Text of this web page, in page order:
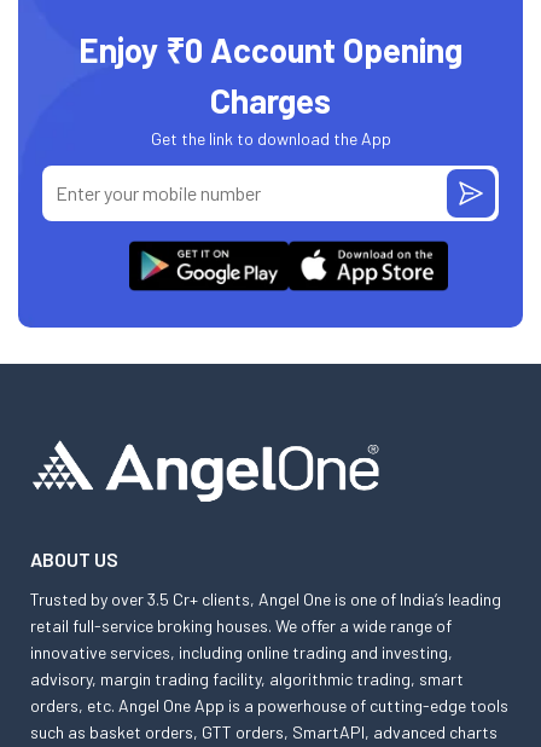
Enjoy ₹0 Account Opening
Charges
Get the link to download the App
ABOUT US
Trusted by over 3.5 Cr+ clients, Angel One is one of India’s leading
retail full-service broking houses. We offer a wide range of
innovative services, including online trading and investing,
advisory, margin trading facility, algorithmic trading, smart
orders, etc. Angel One App is a powerhouse of cutting-edge tools
such as basket orders, GTT orders, SmartAPI, advanced charts